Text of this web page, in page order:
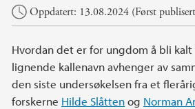
Hovedinnhold
Oppdatert: 13.08.2024 (Først
Hvordan det er for ungdom å bli kalt
lignende kallenavn avhenger av
den siste undersøkelsen fra et
forskerne Hilde Slåttenog Norman